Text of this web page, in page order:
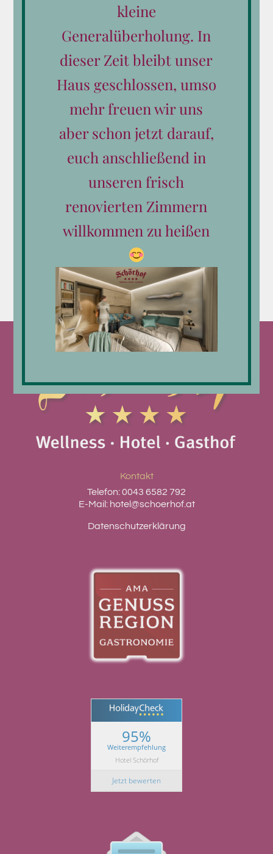
Produkt-Kategorien
Alle Gutscheine
Wertgutscheine
Kontakt
Telefon:0043 6582 792
E-Mail: hotel@schoerhof.at
Datenschutzerklärung
95%
Weiterempfehlung
Hotel Schörhof
Jetzt bewerten
kleine
Generalüberholung. In
dieser Zeit bleibt unser
Haus geschlossen, umso
mehr freuen wir uns
aber schon jetzt darauf,
euch anschließend in
unseren frisch
renovierten Zimmern
willkommen zu heißen